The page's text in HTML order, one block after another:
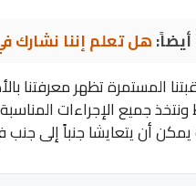
أيضاً:هل تعلم إننا نشارك
المستمرة تظهر معرفتنا
جميع الإجراءات
يمكن أن يتعايشا جنباً إلى